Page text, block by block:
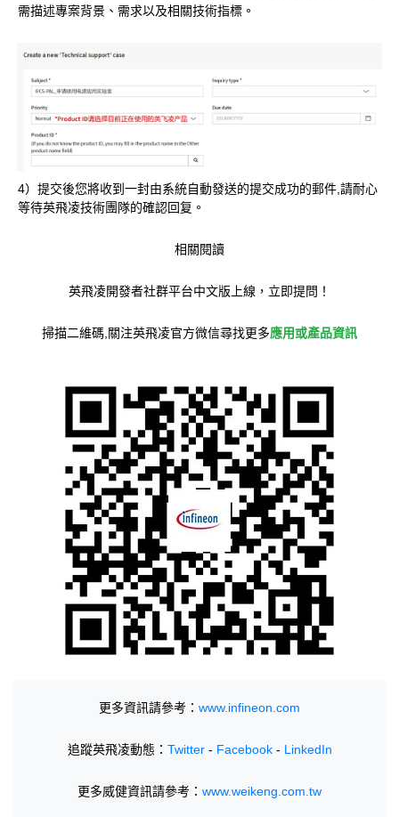
需描述專案背景、需求以及相關技術指標。
4）提交後您將收到一封由系統自動發送的提交成功的郵件,請耐心
等待英飛凌技術團隊的確認回复。
相關閱讀
英飛凌開發者社群平台中文版上線，立即提問！
掃描二維碼,關注英飛凌官方微信尋找更多應用或產品資訊
更多資訊請參考： www.infineon.com
追蹤英飛凌動態： Twitter- Facebook- LinkedIn
更多威健資訊請參考： www.weikeng.com.tw